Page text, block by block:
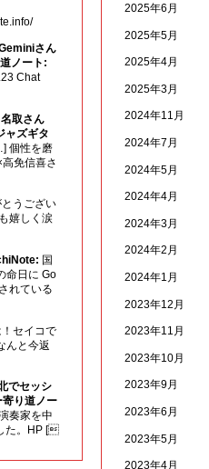
さん
ノート:
Chat
取さん
ャズギタ
個性を磨
免信喜さ
うござい
嬉しく涙
国
命日に Go
れている
セイコで
んと今返
でセッシ
寄り道ノー
奏家を中
た。HP [
2025年6月
2025年5月
2025年4月
2025年3月
2024年11月
2024年7月
2024年5月
2024年4月
2024年3月
2024年2月
2024年1月
2023年12月
2023年11月
2023年10月
2023年9月
2023年6月
2023年5月
2023年4月